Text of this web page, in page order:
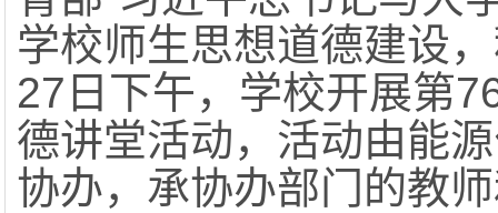
学校师生思想道德建设
27日下午，学校开展第
德讲堂活动，活动由能
协办，承协办部门的教